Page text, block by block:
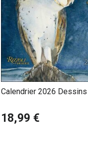
Calendrier 2026
18,99 €